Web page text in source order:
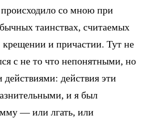
происходило со мною при
таинствах, считаемых
и причастии. Тут не
с не то что непонятными, но
действия эти
и я был
— или лгать, или